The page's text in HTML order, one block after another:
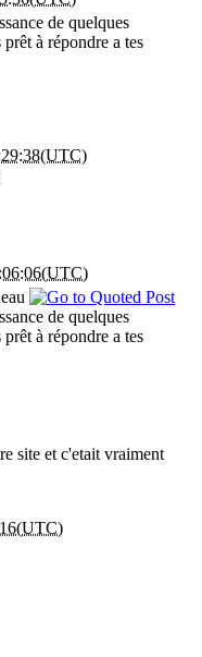
de quelques
à répondre a tes
de quelques
à répondre a tes
site et c'etait vraiment